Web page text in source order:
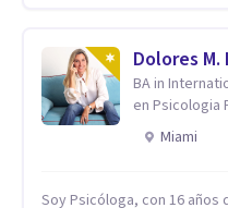
Dolores
BA in
Miami
Soy Psicóloga, con 16